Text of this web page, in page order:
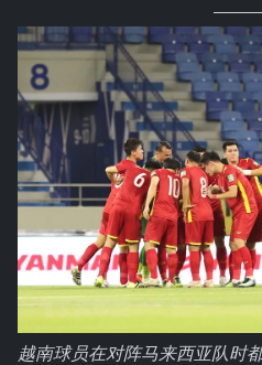
越南球员在对阵马来西亚队时